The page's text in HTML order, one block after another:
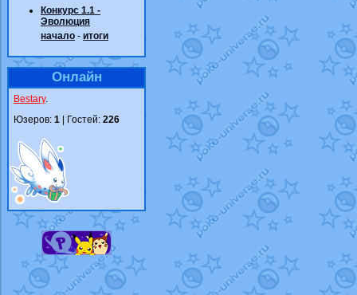
Конкурс 1.1 -
Эволюция
начало - итоги
Онлайн
Bestary.
Юзеров: 1 | Гостей: 226